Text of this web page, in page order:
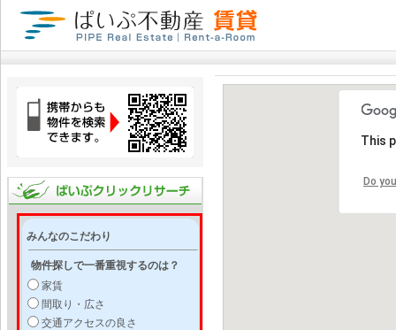
みんなのこだわり
物件探しで一番重視するのは？
家賃
間取り・広さ
交通アクセスの良さ
This
Do